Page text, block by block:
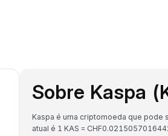
Sobre Kaspa
Kaspa é uma criptomoeda que pode
atual é 1 KAS =